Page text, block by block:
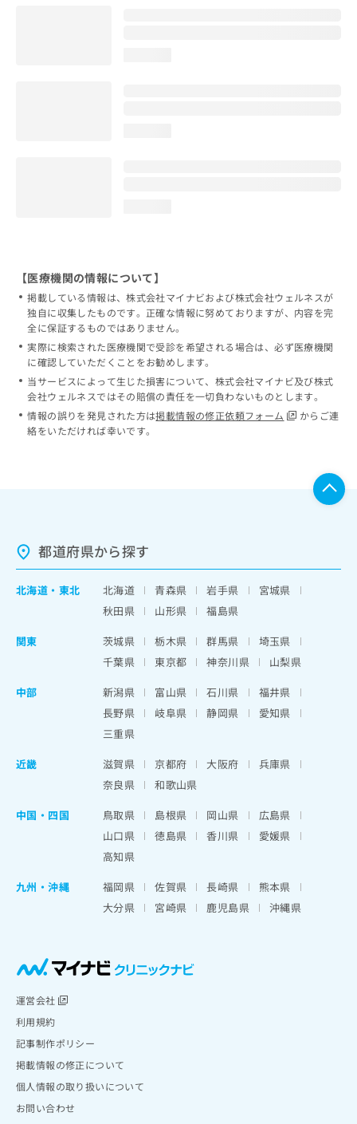
【医療機関の情報について】
掲載している情報は、株式会社マイナビおよび株式会社ウェルネスが
独自に収集したものです。正確な情報に努めておりますが、内容を完
全に保証するものではありません。
実際に検索された医療機関で受診を希望される場合は、必ず医療機関
に確認していただくことをお勧めします。
当サービスによって生じた損害について、株式会社マイナビ及び株式
会社ウェルネスではその賠償の責任を一切負わないものとします。
情報の誤りを発見された方は掲載情報の修正依頼フォーム
からご連
絡をいただければ幸いです。
都道府県から探す
北海道 ・ 東北 北海道 青森県 岩手県
宮城県
秋田県
山形県
福島県
関東
茨城県 栃木県 群馬県
埼玉県
千葉県
東京都 神奈川県
山梨県
中部
新潟県 富山県 石川県
福井県
長野県
岐阜県 静岡県
愛知県
三重県
近畿
滋賀県 京都府 大阪府
兵庫県
奈良県
和歌山県
中国・四国
鳥取県 島根県 岡山県
広島県
山口県
徳島県 香川県
愛媛県
高知県
九州・沖縄
福岡県 佐賀県 長崎県
熊本県
大分県
宮崎県 鹿児島県 沖縄県
運営会社
利用規約
記事制作ポリシー
掲載情報の修正について
個人情報の取り扱いについて
お問い合わせ